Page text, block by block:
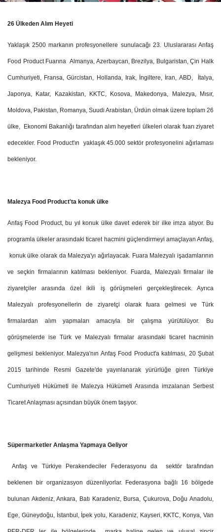
26 Ülkeden Alım Heyeti
Yaklaşık 2500 markanın profesyonellere sunulacağı 23. Uluslararası Anfaş
Food Product Fuarına Almanya, Azerbaycan, Brezilya, Bulgaristan, Çin Halk
Cumhuriyeti, Fransa, Gürcistan, Hollanda, Irak, İngiltere, İran, ABD, İtalya,
Japonya, Katar, Kazakistan, KKTC, Kosova, Makedonya, Malezya, Mısır,
Moldova, Pakistan, Romanya, Suudi Arabistan, Ürdün olmak üzere toplam 26
ülke, Ekonomi Bakanlığı tarafından alım heyetleri ülkeleri olarak fuarı ziyaret
edecekler. Food Product'ın yaklaşık 45.000 sektör profesyonelini ağırlaması
bekleniyor.
Malezya Food Product'ta konuk ülke
Anfaş Food Product, bu yıl konuk ülke davet ederek bir ilke imza atıyor. Bu
programla ülkeler arasındaki ticaret hacmini güçlendirmeyi amaçlayan Anfaş,
konuk ülke olarak da Malezya'yı ağırlayacak. Fuara Malezyalı işadamlarının
ve seçkin firmalarının katılması bekleniyor. Fuarda, Malezyalı firmalar ile
ziyaretçiler arasında özel ikili iş görüşmeleri gerçekleştirecek. Ayrıca
Malezyalı profesyonellerin de ziyaretçi olarak fuara gelmesi ve Türk
firmalardan alım yapmaları amacıyla bir çalışma yürütülüyor. Bu
görüşmelerde ise Türk ve Malezyalı firmalar arasındaki ticaret hacminin
gelişmesi bekleniyor. Malezya'nın Anfaş Food Product'a katılması, 20 Şubat
2015 tarihinde Resmi Gazete'de yayınlanarak yürürlüğe giren Türkiye
Cumhuriyeti Hükümeti ile Malezya Hükümeti Arasında imzalanan Serbest
Ticaret Anlaşması açısından büyük önem taşıyor.
Süpermarketler Anlaşma Yapmaya Geliyor
Anfaş ve Türkiye Perakendeciler Federasyonu da sektör tarafından
beklenen bir organizasyon düzenliyorlar. Federasyona bağlı 16 bölgede
bulunan Akdeniz, Ankara, Batı Karadeniz, Bursa, Çukurova, Doğu Anadolu,
Ege, Güneydoğu, İstanbul, İpek yolu, Karadeniz, Kayseri, KKTC, Konya, Van